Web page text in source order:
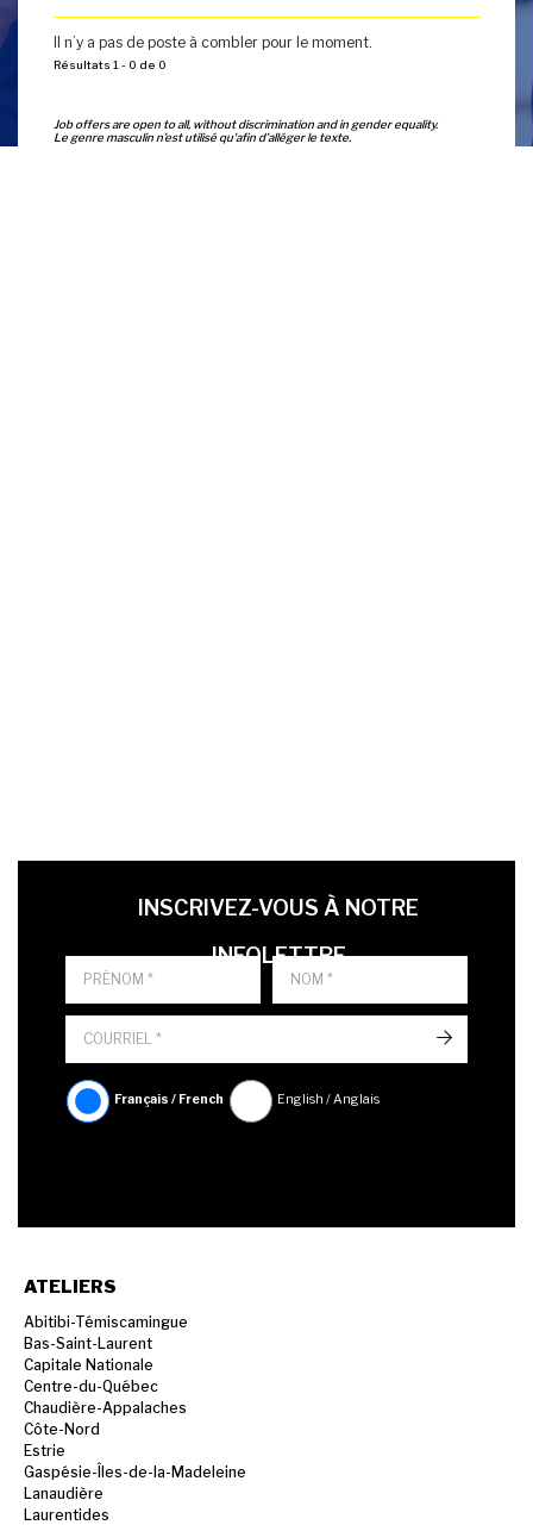
Il n’y a pas de poste à combler pour le moment.
Résultats 1 - 0 de 0
Job offers are open to all, without discrimination and in gender equality.
Le genre masculin n’est utilisé qu'afin d’alléger le texte.
PRÉNOM
LAST NAME
INSCRIVEZ-VOUS À NOTRE
INFOLETTRE
LANGUE
Français / French English / Anglais
->
ATELIERS
Abitibi-Témiscamingue
Bas-Saint-Laurent
Capitale Nationale
Centre-du-Québec
Chaudière-Appalaches
Côte-Nord
Estrie
Gaspésie-Îles-de-la-Madeleine
Lanaudière
Laurentides